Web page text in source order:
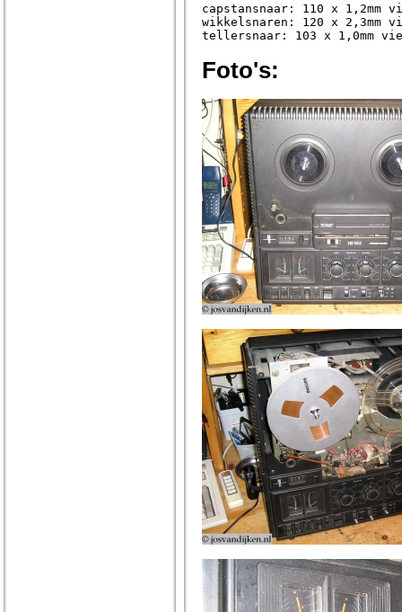
capstansnaar: 110 x 1,2mm
wikkelsnaren: 120 x 2,3mm
tellersnaar: 103 x 1,0mm
Foto's: